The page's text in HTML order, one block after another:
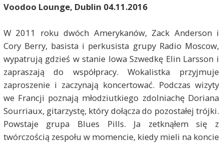
Voodoo Lounge, Dublin 04.11.2016
W 2011 roku dwóch Amerykanów, Zack Anderson i
Cory Berry, basista i perkusista grupy Radio Moscow,
wypatrują gdzieś w stanie Iowa Szwedkę Elin Larsson i
zapraszają do współpracy. Wokalistka przyjmuje
zaproszenie i zaczynają koncertować. Podczas wizyty
we Francji poznają młodziutkiego zdolniachę Doriana
Sourriaux, gitarzystę, który dołącza do pozostałej trójki.
Powstaje grupa Blues Pills. Ja zetknąłem się z
twórczością zespołu w momencie, kiedy mieli na koncie